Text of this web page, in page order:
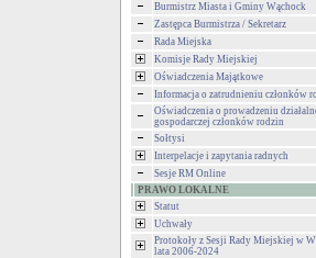
Burmistrz Miasta i Gminy Wąchock
Zastępca Burmistrza / Sekretarz
Rada Miejska
Komisje Rady Miejskiej
Oświadczenia Majątkowe
Informacja o zatrudnieniu członków
Oświadczenia o prowadzeniu
gospodarczej członków rodzin
Sołtysi
Interpelacje i zapytania radnych
Sesje RM Online
PRAWO LOKALNE
Statut
Uchwały
Protokoły z Sesji Rady Miejskiej w
lata 2006-2024